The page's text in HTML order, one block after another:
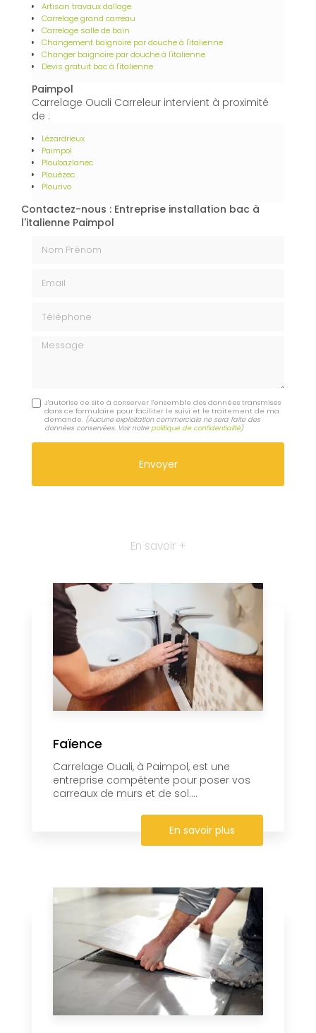
Artisan travaux dallage
Carrelage grand carreau
Carrelage salle de bain
Changement baignoire par douche à l'italienne
Changer baignoire par douche à l'italienne
Devis gratuit bac à l'italienne
Paimpol
Carrelage Ouali Carreleur intervient à proximité
de :
Lézardrieux
Paimpol
Ploubazlanec
Plouézec
Plourivo
Contactez-nous : Entreprise installation bac à
l'italienne Paimpol
Message
J'autorise ce site à conserver l'ensemble des données transmises
dans ce formulaire pour faciliter le suivi et le traitement de ma
demande. (Aucune exploitation commerciale ne sera faite des
données conservées. Voir notrepolitique de confidentialité)
En savoir +
Faïence
Carrelage Ouali, à Paimpol, est une
entreprise compétente pour poser vos
carreaux de murs et de sol....
En savoir plus